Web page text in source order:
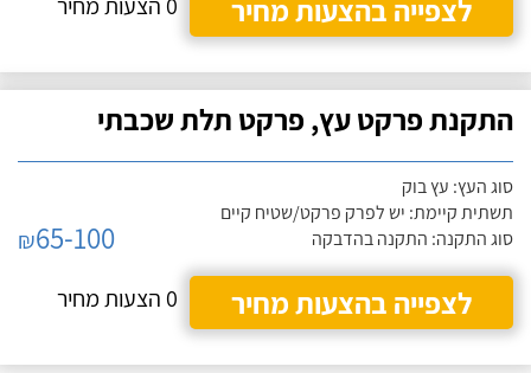
לצפייה בהצעות מחיר
התקנת פרקט עץ, פרקט תלת שכבתי
סוג העץ: עץ בוק
תשתית קיימת: יש לפרק פרקט/שטיח קיים
סוג התקנה: התקנה בהדבקה
₪65-100
לצפייה בהצעות מחיר
0 הצעות מחיר